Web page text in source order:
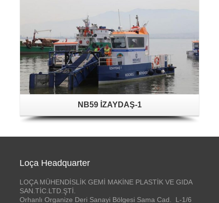
NB59 İZAYDAŞ-1
Loça Headquarter
LOÇA MÜHENDİSLİK GEMİ MAKİNE PLASTİK VE GIDA
SAN.TİC.LTD.ŞTİ.
Orhanlı Organize Deri Sanayi Bölgesi Sama Cad. L-1/6